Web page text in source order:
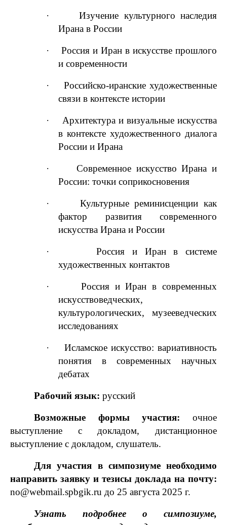
·
Изучение культурного наследия
Ирана в России
·
Россия и Иран в искусстве прошлого
и современности
·
Российско-иранские художественные
связи в контексте истории
·
Архитектура и визуальные искусства
в контексте художественного диалога
России и Ирана
·
Современное искусство Ирана и
России: точки соприкосновения
·
Культурные реминисценции как
фактор развития современного
искусства Ирана и России
·
Россия и Иран в системе
художественных контактов
·
Россия и Иран в современных
искусствоведческих,
культурологических, музееведческих
исследованиях
·
Исламское искусство: вариативность
понятия в современных научных
дебатах
Рабочий язык: русский
Возможные формы участия: очное
выступление с докладом, дистанционное
выступление с докладом, слушатель.
Для участия в симпозиуме необходимо
направить заявку и тезисы доклада на почту:
no@webmail.spbgik.ru до 25 августа 2025 г.
Узнать подробнее о симпозиуме,